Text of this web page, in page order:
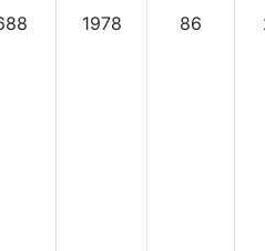
1978 86